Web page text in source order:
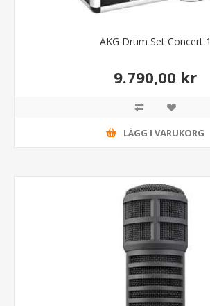
AKG Drum Set Concert 1
9.790,00 kr
LÄGG I VARUKORG